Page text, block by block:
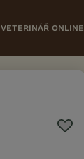
VETERINÁŘ ONLINE